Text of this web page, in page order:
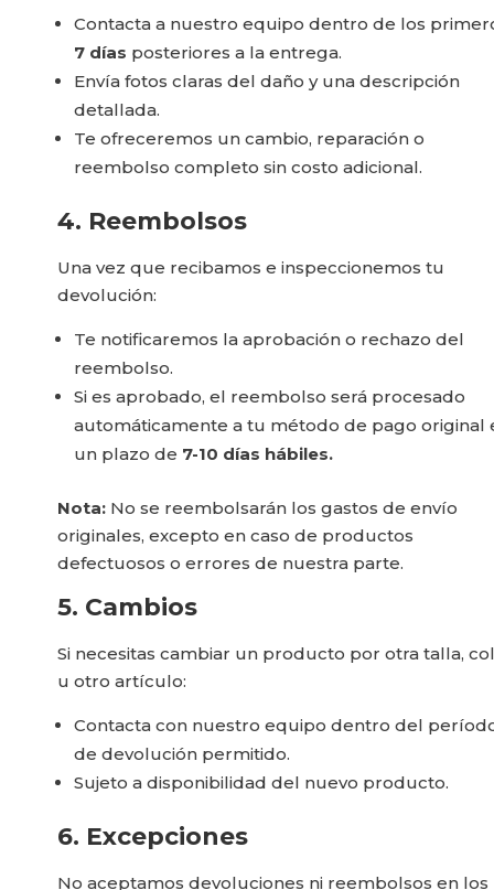
Contacta a nuestro equipo dentro de los
7 días posteriores a la entrega.
Envía fotos claras del daño y una descripción
detallada.
Te ofreceremos un cambio, reparación o
reembolso completo sin costo adicional.
4. Reembolsos
Una vez que recibamos e inspeccionemos tu
devolución:
Te notificaremos la aprobación o rechazo del
reembolso.
Si es aprobado, el reembolso será procesado
automáticamente a tu método de pago original
un plazo de 7-10 días hábiles.
Nota: No se reembolsarán los gastos de envío
originales, excepto en caso de productos
defectuosos o errores de nuestra parte.
5. Cambios
Si necesitas cambiar un producto por otra talla,
u otro artículo:
Contacta con nuestro equipo dentro del
de devolución permitido.
Sujeto a disponibilidad del nuevo producto.
6. Excepciones
No aceptamos devoluciones ni reembolsos en los